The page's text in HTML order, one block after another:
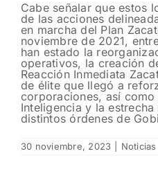
Cabe señalar que estos
de las acciones
en marcha del Plan
noviembre de 2021,
han estado la
operativos, la creación
Reacción Inmediata
de élite que llegó a
corporaciones, así
Inteligencia y la
distintos órdenes de
30 noviembre, 2023 Noticias